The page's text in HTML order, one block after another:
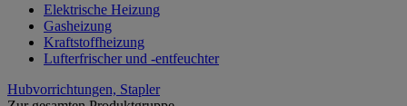
Elektrische Heizung
Gasheizung
Kraftstoffheizung
Lufterfrischer und -entfeuchter
Hubvorrichtungen, Stapler